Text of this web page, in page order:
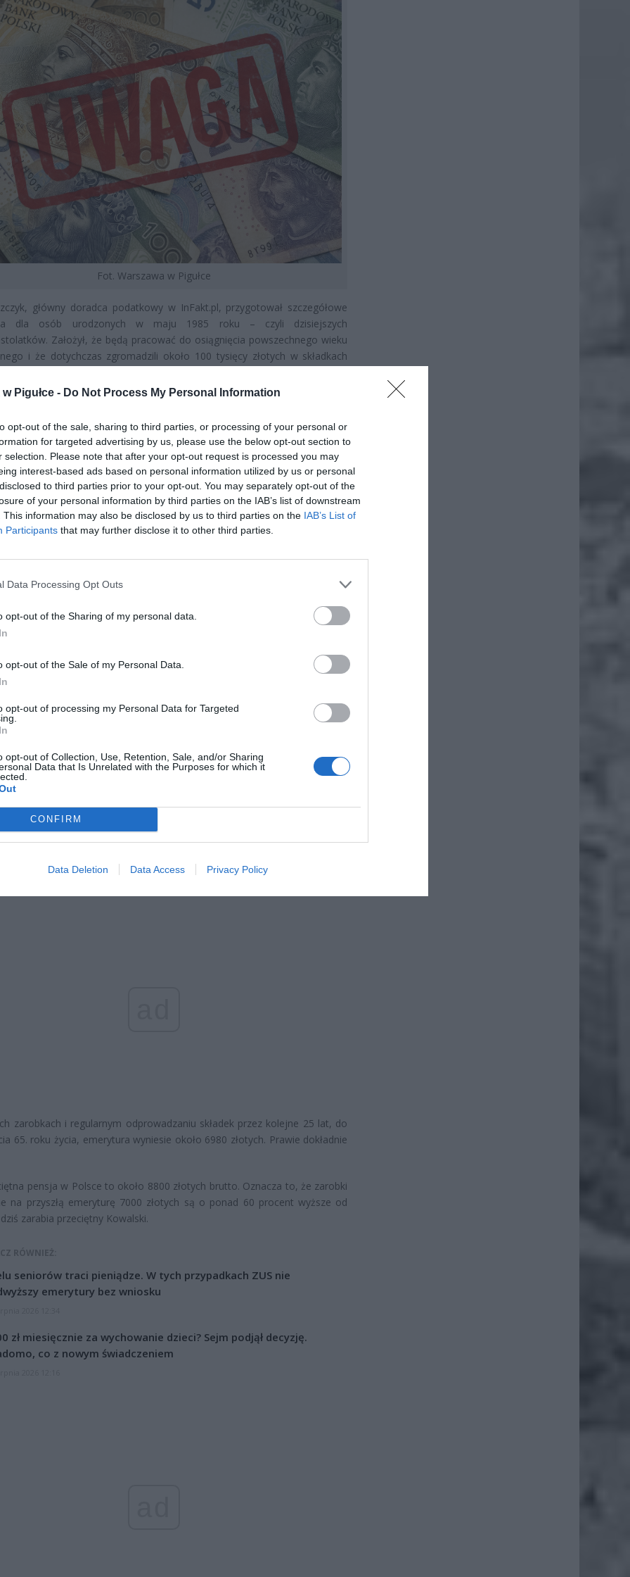
Pigułce - Do Not Process My Personal Information
opt-out of the sale, sharing to third parties, or processing of your personal or
for targeted advertising by us, please use the below opt-out section to
selection. Please note that after your opt-out request is processed you may
interest-based ads based on personal information utilized by us or personal
to third parties prior to your opt-out. You may separately opt-out of the
of your personal information by third parties on the IAB’s list of downstream
This information may also be disclosed by us to third parties on the IAB’s List of
Participants that may further disclose it to other third parties.
Data Processing Opt Outs
opt-out of the Sharing of my personal data.
opt-out of the Sale of my Personal Data.
opt-out of processing my Personal Data for Targeted
opt-out of Collection, Use, Retention, Sale, and/or Sharing
Data that Is Unrelated with the Purposes for which it
CONFIRM
Data Deletion Data Access Privacy Policy
Fot. Warszawa w Pigułce
główny doradca podatkowy w InFakt.pl, przygotował szczegółowe
dla osób urodzonych w maju 1985 roku – czyli dzisiejszych
Założył, że będą pracować do osiągnięcia powszechnego wieku
i że dotychczas zgromadzili około 100 tysięcy złotych w składkach
ad
RÓWNIEŻ:
przecenił hit do kuchni. Air fryer tańszy aż o 150 zł, a to dopiero
dla milionów polskich rodzin. ZUS wypłacił już 173 mln zł.
wciąż można składać
2026 12:56
wielu szokujące.
muszą zarabiać 14 500 złotych brutto
zarabiać 14 500 złotych brutto miesięcznie. To 165 procent obecnego
zarobkach i regularnym odprowadzaniu składek przez kolejne 25 lat, do
65. roku życia, emerytura wyniesie około 6980 złotych. Prawie dokładnie
pensja w Polsce to około 8800 złotych brutto. Oznacza to, że zarobki
na przyszłą emeryturę 7000 złotych są o ponad 60 procent wyższe od
zarabia przeciętny Kowalski.
RÓWNIEŻ:
seniorów traci pieniądze. W tych przypadkach ZUS nie
emerytury bez wniosku
zł miesięcznie za wychowanie dzieci? Sejm podjął decyzję.
co z nowym świadczeniem